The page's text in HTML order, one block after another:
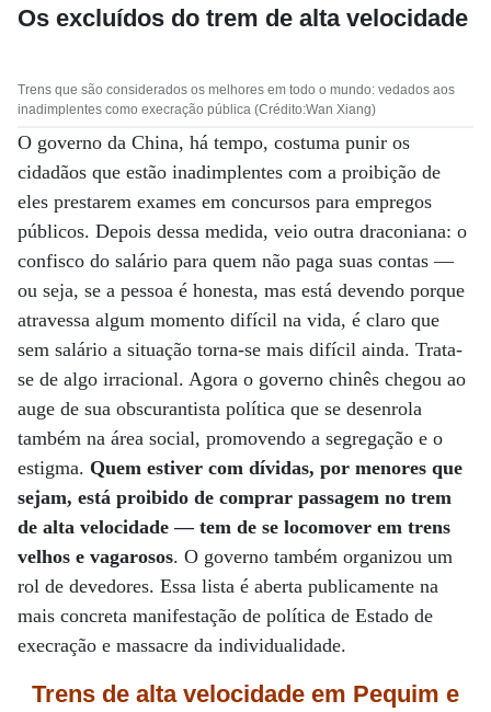
Os excluídos do trem de alta velocidade
Trens que são considerados os melhores em todo o mundo: vedados aos
inadimplentes como execração pública (Crédito:Wan Xiang)
O governo da China, há tempo, costuma punir os
cidadãos que estão inadimplentes com a proibição de
eles prestarem exames em concursos para empregos
públicos. Depois dessa medida, veio outra draconiana: o
confisco do salário para quem não paga suas contas —
ou seja, se a pessoa é honesta, mas está devendo porque
atravessa algum momento difícil na vida, é claro que
sem salário a situação torna-se mais difícil ainda. Trata-
se de algo irracional. Agora o governo chinês chegou ao
auge de sua obscurantista política que se desenrola
também na área social, promovendo a segregação e o
estigma. Quem estiver com dívidas, por menores que
sejam, está proibido de comprar passagem no trem
de alta velocidade — tem de se locomover em trens
velhos e vagarosos. O governo também organizou um
rol de devedores. Essa lista é aberta publicamente na
mais concreta manifestação de política de Estado de
execração e massacre da individualidade.
Trens de alta velocidade em Pequim e